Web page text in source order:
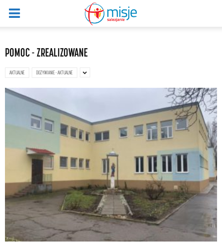
POMOC - ZREALIZOWANE
AKTUALNE DOŻYWIANIE - AKTUALNE